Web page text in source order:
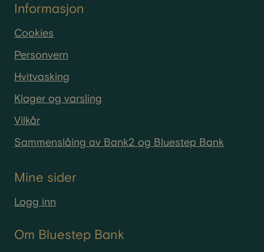
Informasjon
Cookies
Personvern
Hvitvasking
Klager og varsling
Vilkår
Sammenslåing av Bank2 og Bluestep Bank
Mine sider
Logg inn
Om Bluestep Bank